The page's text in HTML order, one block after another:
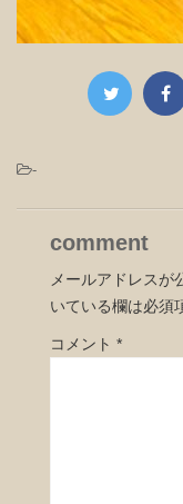
-
comment
メールアドレスが
いている欄は必須
コメント *